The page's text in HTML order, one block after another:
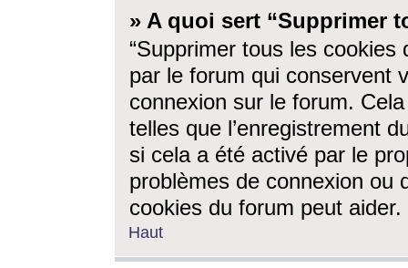
» A quoi sert “Supprimer
“Supprimer tous les cookies
par le forum qui conservent
connexion sur le forum.
telles que l’enregistrement
si cela a été activé par le
problèmes de connexion ou
cookies du forum peut aider.
Haut